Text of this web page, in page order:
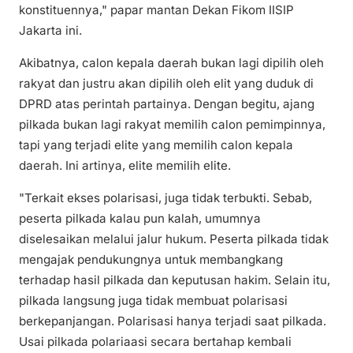
konstituennya," papar mantan Dekan Fikom IISIP
Jakarta ini.
Akibatnya, calon kepala daerah bukan lagi dipilih oleh
rakyat dan justru akan dipilih oleh elit yang duduk di
DPRD atas perintah partainya. Dengan begitu, ajang
pilkada bukan lagi rakyat memilih calon pemimpinnya,
tapi yang terjadi elite yang memilih calon kepala
daerah. Ini artinya, elite memilih elite.
"Terkait ekses polarisasi, juga tidak terbukti. Sebab,
peserta pilkada kalau pun kalah, umumnya
diselesaikan melalui jalur hukum. Peserta pilkada tidak
mengajak pendukungnya untuk membangkang
terhadap hasil pilkada dan keputusan hakim. Selain itu,
pilkada langsung juga tidak membuat polarisasi
berkepanjangan. Polarisasi hanya terjadi saat pilkada.
Usai pilkada polariaasi secara bertahap kembali